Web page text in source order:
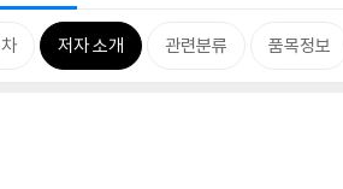
저자 소개 관련분류 품목정보